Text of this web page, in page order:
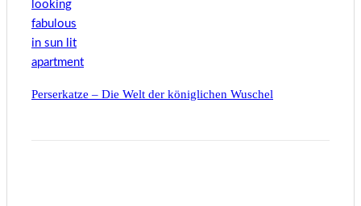
Perserkatze – Die Welt der königlichen Wuschel